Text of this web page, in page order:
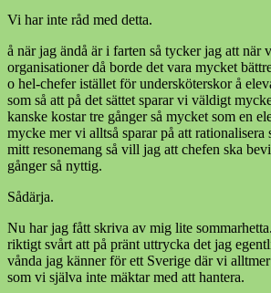
Vi har inte råd med detta.
å när jag ändå är i farten så tycker jag att när
organisationer då borde det vara mycket
o hel-chefer istället för undersköterskor å
som så att på det sättet sparar vi väldigt
kanske kostar tre gånger så mycket som en
mycke mer vi alltså sparar på att
mitt resonemang så vill jag att chefen ska
gånger så nyttig.
Sådärja.
Nu har jag fått skriva av mig lite
riktigt svårt att på pränt uttrycka det jag
vånda jag känner för ett Sverige där vi
som vi själva inte mäktar med att hantera.